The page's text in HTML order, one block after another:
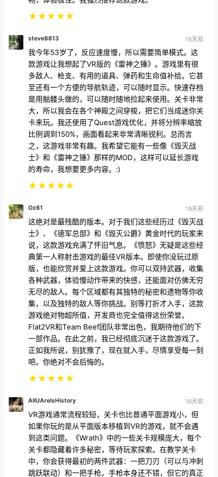
款游戏让我想起了VR版的《雷神之锤》。游戏里有很
多敌人、枪支、有用的道具、弹药和生命值补给。它甚
是用骷髅头做的，可以随时随地捡起来使用。关卡非常
大，所以我会在各个神殿之间穿梭，把它们当成迷你关
卡来玩。我还使用了Quest游戏优化，并将分辨率缩放
比例调到150%，画面看起来非常清晰锐利。总而言
之，这游戏非常有趣。我希望它能有一些像《毁灭战
士》和《雷神之锤》那样的MOD，这样可以延长游戏
的寿命，我想要更多内容。:)
★★★ ★★
Oz81 19天前
这绝对是最残酷的版本。对于我们这些经历过《毁灭战
士》、《德军总部》和《毁灭公爵》黄金时代的玩家来
说，这款游戏充满了怀旧气息。《愤怒》无疑是这些经
版，也能欣赏并爱上这款游戏。你可以双持武器，收集
各种武器，体验慢动作带来的快感，还能面对仿佛无穷
无尽的敌人。每个区域都有其独特的秘密和遗物等你收
集，以及独特的敌人等你挑战。别等打折才入手，这款
游戏绝对物超所值，开发商也完全值得这份荣誉。
Flat2VR和Team Beef团队非常出色，我期待他们的下
一部作品。在此之前，我已经彻底沉迷于这款游戏了。
正如我所说，别犹豫了，现在就入手，尽情享受每一刻
吧。你绝对不会后悔的。
★★★★★
AllUAreIsHistory 16天前
VR游戏通常流程较短，关卡也比普通平面游戏小，但
如果你玩的是从平面版本移植到VR的游戏，就不会遇
到这类问题。《Wrath》中的一些关卡规模庞大，每个
中，你会获得最初的两件武器：一把刀刃（可以与冲刺
跳跃联动）和一把手枪。手枪本身还不错，但它的真正
亮点在于其特殊射击模式——一次发射三颗子弹。虽然
听起来威力不大，但几发特殊射击就能击倒一些体型较
大的坦克敌人。在第一个关卡中，你还会解锁另外两件
武器：霰弹枪（这可能是你最常用的武器）和精准无比
的獠牙枪。很快，你就能积累起一套不错的武器库。你